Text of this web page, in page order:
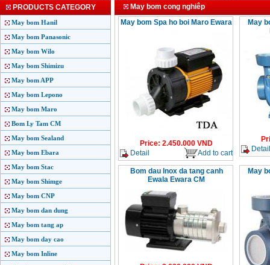
PRODUCTS CATEGORY
May bom Hanil
May bom Panasonic
May bom Wilo
May bom Shimizu
May bom APP
May bom Lepono
May bom Maro
Bom Ly Tam CM
May bom Sealand
May bom Ebara
May bom Stac
May bom Shimge
May bom CNP
May bom dan dung
May bom tang ap
May bom day cao
May bom Inline
May bom cong nghiêp
May bom Spa ho boi Maro Ewara
Price: 2.450.000 VND
Detail
Add to cart
May
Detail
Bom dau Inox da tang canh
Ewala Ewara CM
May